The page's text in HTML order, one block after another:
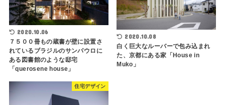
2020.10.06
７５００冊もの蔵書が壁に設置さ
れているブラジルのサンパウロに
ある図書館のような邸宅
「querosene house」
2020.10.08
白く巨大なルーバーで包み込まれ
た、京都にある家「House in
Muko」
住宅デザイン